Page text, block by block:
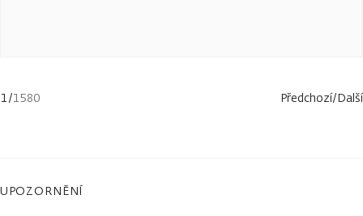
1/1580 Předchozí/Další
UPOZORNĚNÍ